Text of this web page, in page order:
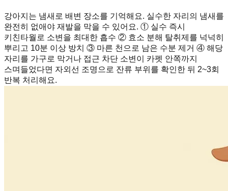
강아지는 냄새로 배변 장소를 기억해요. 실수한 자리의 냄새를
완전히 없애야 재발을 막을 수 있어요. ① 실수 즉시
키친타월로 소변을 최대한 흡수 ② 효소 분해 탈취제를 넉넉히
뿌리고 10분 이상 방치 ③ 마른 천으로 남은 수분 제거 ④ 해당
자리를 가구로 막거나 접근 차단 소변이 카펫 안쪽까지
스며들었다면 자외선 조명으로 잔류 부위를 확인한 뒤 2~3회
반복 처리해요.